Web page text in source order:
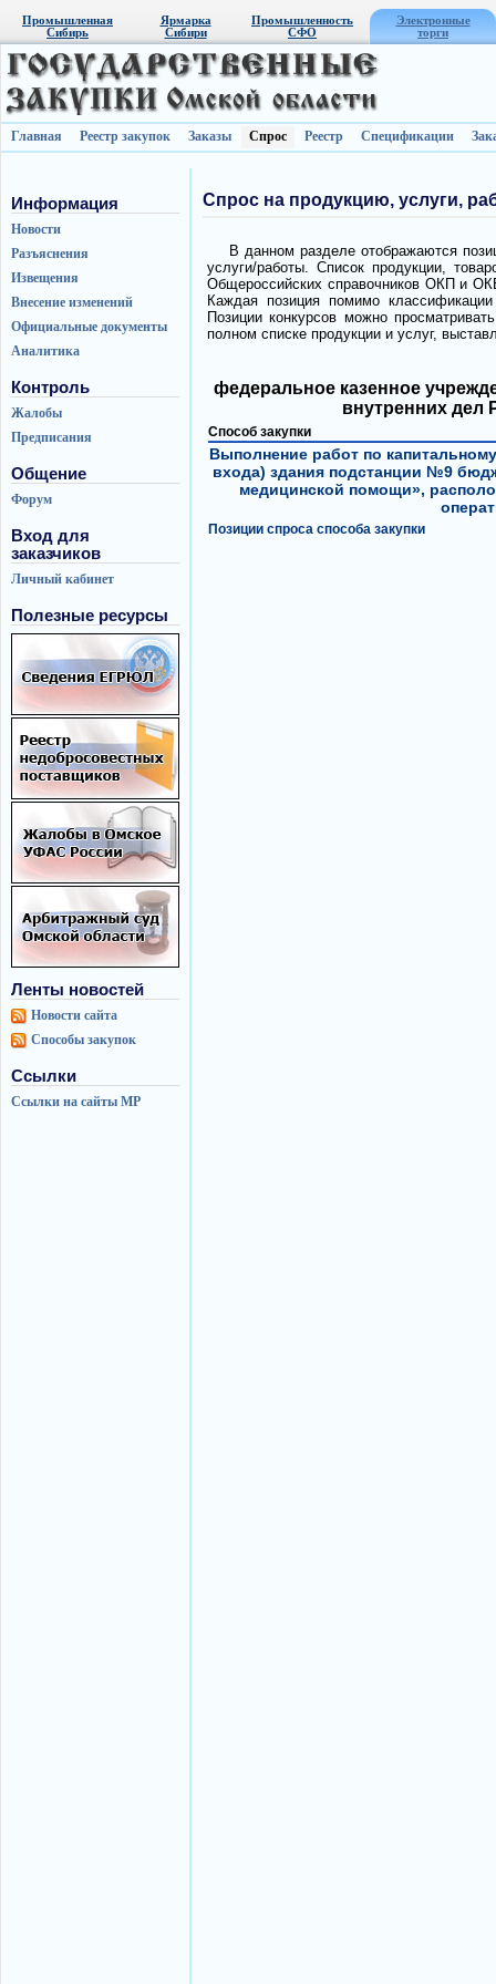
Промышленная
Сибирь
Ярмарка
Сибири
Промышленность
СФО
Электронные
торги
Главная Реестр закупок Заказы Спрос Реестр Спецификации
Информация
Новости
Разъяснения
Извещения
Внесение изменений
Официальные документы
Аналитика
Контроль
Жалобы
Предписания
Общение
Форум
Вход для
заказчиков
Личный кабинет
Полезные ресурсы
Ленты новостей
Новости сайта
Способы закупок
Ссылки
Ссылки на сайты МР
Спрос на продукцию, услуги,
В данном разделе отображаются
услуги/работы. Список продукции,
Общероссийских справочников ОКП и
Каждая позиция помимо
Позиции конкурсов можно
полном списке продукции и услуг,
федеральное казенное
внутренних дел
Способ закупки
Выполнение работ по
входа) здания подстанции №9
медицинской помощи»,
Позиции спроса способа закупки